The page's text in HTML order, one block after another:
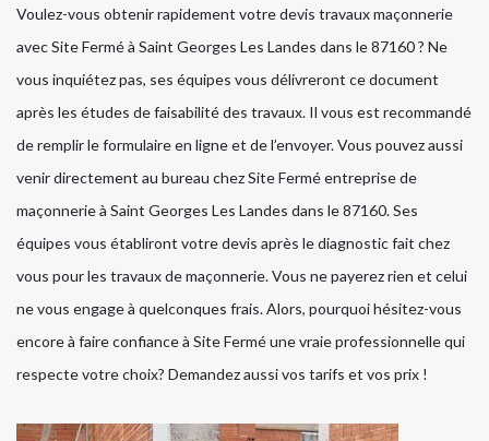
Voulez-vous obtenir rapidement votre devis travaux maçonnerie
avec Site Fermé à Saint Georges Les Landes dans le 87160 ? Ne
vous inquiétez pas, ses équipes vous délivreront ce document
après les études de faisabilité des travaux. Il vous est recommandé
de remplir le formulaire en ligne et de l’envoyer. Vous pouvez aussi
venir directement au bureau chez Site Fermé entreprise de
maçonnerie à Saint Georges Les Landes dans le 87160. Ses
équipes vous établiront votre devis après le diagnostic fait chez
vous pour les travaux de maçonnerie. Vous ne payerez rien et celui
ne vous engage à quelconques frais. Alors, pourquoi hésitez-vous
encore à faire confiance à Site Fermé une vraie professionnelle qui
respecte votre choix? Demandez aussi vos tarifs et vos prix !